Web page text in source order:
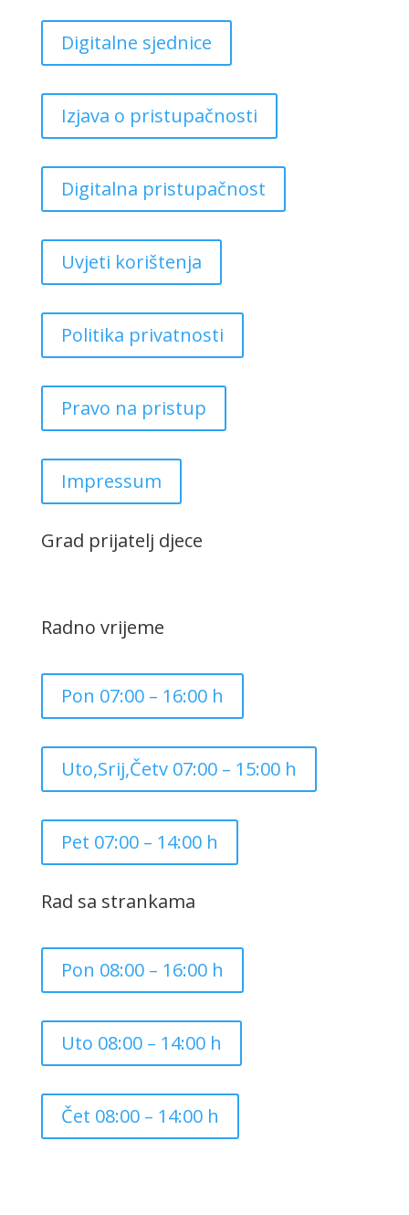
Digitalne sjednice
Izjava o pristupačnosti
Digitalna pristupačnost
Uvjeti korištenja
Politika privatnosti
Pravo na pristup
Impressum
Grad prijatelj djece
Radno vrijeme
Pon 07:00 – 16:00 h
Uto,Srij,Četv 07:00 – 15:00 h
Pet 07:00 – 14:00 h
Rad sa strankama
Pon 08:00 – 16:00 h
Uto 08:00 – 14:00 h
Čet 08:00 – 14:00 h